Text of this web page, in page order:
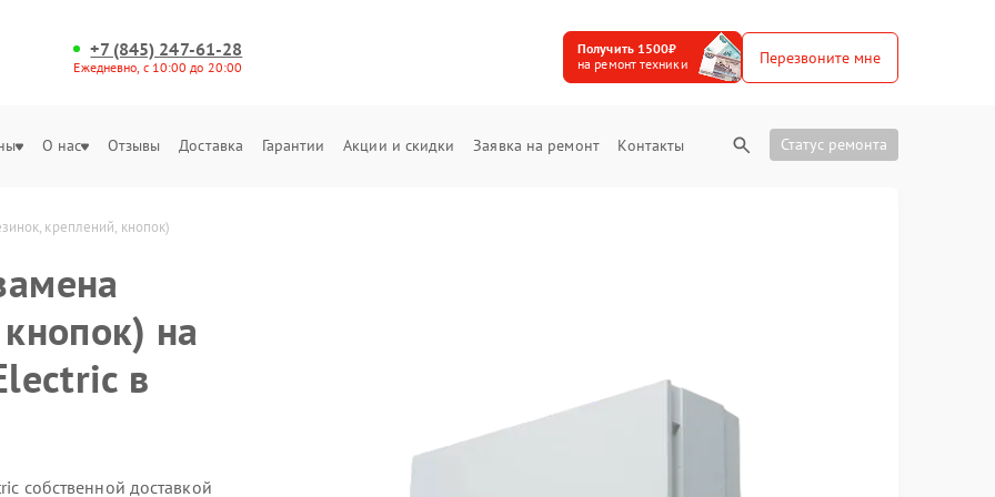
+7 (845) 247-61-28
Ежедневно, с 10:00 до 20:00
Получить 1500₽
на ремонт техники
Перезвоните мне
О нас Отзывы Доставка Гарантии Акции и скидки Заявка на ремонт Контакты Статус ремонта
креплений, кнопок)
на
в
собственной доставкой